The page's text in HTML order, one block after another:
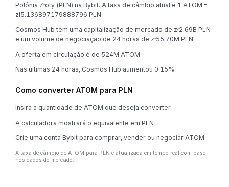
Polônia Złoty (PLN) na Bybit. A taxa de câmbio atual é 1 ATOM =
zł5.136897179888796 PLN.
Cosmos Hub tem uma capitalização de mercado de zł2.69B PLN
e um volume de negociação de 24 horas de zł55.70M PLN.
A oferta em circulação é de 524M ATOM.
Nas últimas 24 horas, Cosmos Hub aumentou 0.15%.
Como converter ATOM para PLN
Insira a quantidade de ATOM que deseja converter
A calculadora mostrará o equivalente em PLN
Crie uma conta Bybit para comprar, vender ou negociar ATOM
A taxa de câmbio de ATOM para PLN é atualizada em tempo real com base
nos dados do mercado.